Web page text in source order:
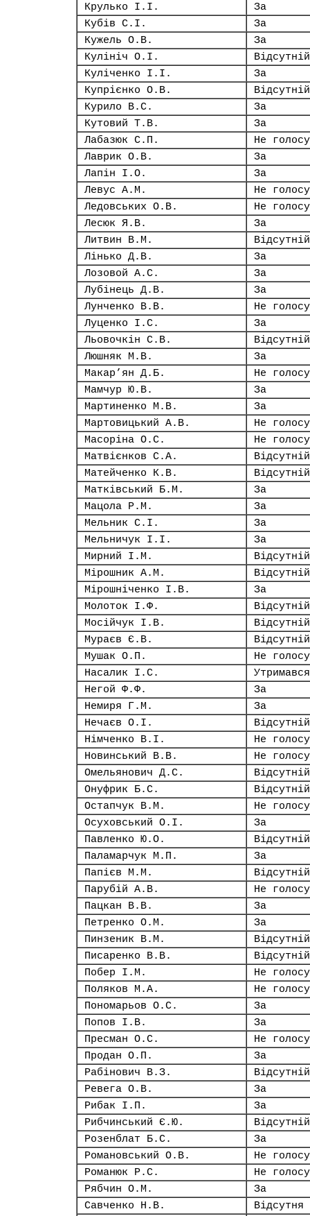
Крулько І.І.
За
Кубів С.І.
За
Кужель О.В.
За
Кулініч О.І.
Відсутній
Куліченко І.І.
За
Купрієнко О.В.
Відсутній
Курило В.С.
За
Кутовий Т.В.
За
Лабазюк С.П.
Не
Лаврик О.В.
За
Лапін І.О.
За
Левус А.М.
Не
Ледовських О.В.
Не
Лесюк Я.В.
За
Литвин В.М.
Відсутній
Лінько Д.В.
За
Лозовой А.С.
За
Лубінець Д.В.
За
Лунченко В.В.
Не
Луценко І.С.
За
Льовочкін С.В.
Відсутній
Люшняк М.В.
За
Макар’ян Д.Б.
Не
Мамчур Ю.В.
За
Мартиненко М.В.
За
Мартовицький А.В.
Не
Масоріна О.С.
Не
Матвієнков С.А.
Відсутній
Матейченко К.В.
Відсутній
Матківський Б.М.
За
Мацола Р.М.
За
Мельник С.І.
За
Мельничук І.І.
За
Мирний І.М.
Відсутній
Мірошник А.М.
Відсутній
Мірошніченко І.В.
За
Молоток І.Ф.
Відсутній
Мосійчук І.В.
Відсутній
Мураєв Є.В.
Відсутній
Мушак О.П.
Не
Насалик І.С.
Утримався
Негой Ф.Ф.
За
Немиря Г.М.
За
Нечаєв О.І.
Відсутній
Німченко В.І.
Не
Новинський В.В.
Не
Омельянович Д.С.
Відсутній
Онуфрик Б.С.
Відсутній
Остапчук В.М.
Не
Осуховський О.І.
За
Павленко Ю.О.
Відсутній
Паламарчук М.П.
За
Папієв М.М.
Відсутній
Парубій А.В.
Не
Пацкан В.В.
За
Петренко О.М.
За
Пинзеник В.М.
Відсутній
Писаренко В.В.
Відсутній
Побер І.М.
Не
Поляков М.А.
Не
Пономарьов О.С.
За
Попов І.В.
За
Пресман О.С.
Не
Продан О.П.
За
Рабінович В.З.
Відсутній
Ревега О.В.
За
Рибак І.П.
За
Рибчинський Є.Ю.
Відсутній
Розенблат Б.С.
За
Романовський О.В.
Не
Романюк Р.С.
Не
Рябчин О.М.
За
Савченко Н.В.
Відсутня